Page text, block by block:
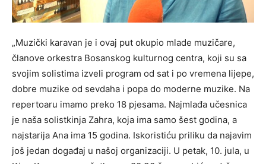
„Muzički karavan je i ovaj put okupio mlade muzičare,
članove orkestra Bosanskog kulturnog centra, koji su sa
svojim solistima izveli program od sat i po vremena lijepe,
dobre muzike od sevdaha i popa do moderne muzike. Na
repertoaru imamo preko 18 pjesama. Najmlađa učesnica
je naša solistkinja Zahra, koja ima samo šest godina, a
najstarija Ana ima 15 godina. Iskoristiću priliku da najavim
još jedan događaj u našoj organizaciji. U petak, 10. jula, u